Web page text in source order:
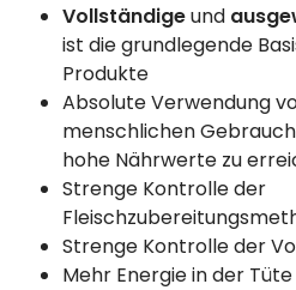
Vollständigeund
ist die grundlegende
Produkte
Absolute Verwendung
menschlichen
hohe Nährwerte zu
Strenge Kontrolle der
Strenge Kontrolle der
Mehr Energie in der Tüte